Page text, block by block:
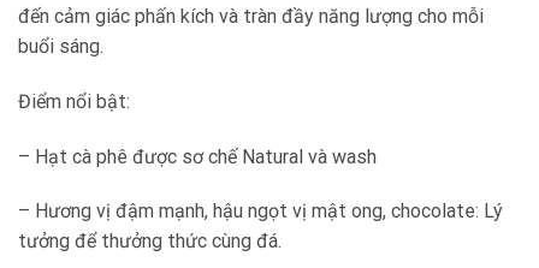
đến cảm giác phấn kích và tràn đầy năng lượng cho mỗi
buổi sáng.
Điểm nổi bật:
– Hạt cà phê được sơ chế Natural và wash
– Hương vị đậm mạnh, hậu ngọt vị mật ong, chocolate: Lý
tưởng để thưởng thức cùng đá.